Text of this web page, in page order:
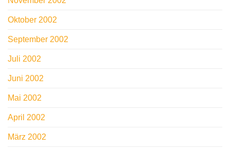
Oktober 2002
September 2002
Juli 2002
Juni 2002
Mai 2002
April 2002
März 2002